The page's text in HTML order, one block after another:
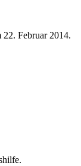
Februar 2014.